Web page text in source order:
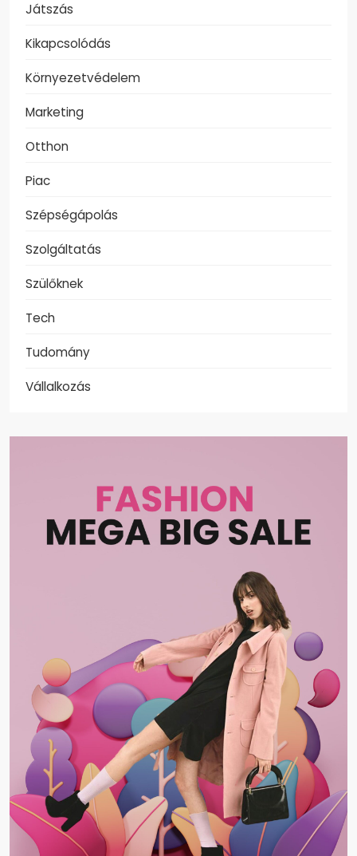
Játszás
Kikapcsolódás
Környezetvédelem
Marketing
Otthon
Piac
Szépségápolás
Szolgáltatás
Szülőknek
Tech
Tudomány
Vállalkozás